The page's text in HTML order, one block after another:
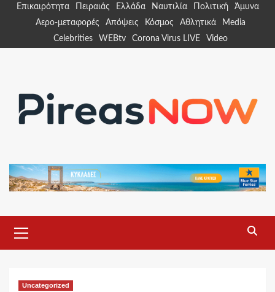
Επικαιρότητα Πειραιάς Ελλάδα Ναυτιλία Πολιτική
Άμυνα
Αερο-μεταφορές
Απόψεις Κόσμος Αθλητικά
Media
Celebrities
WEBtv Corona Virus LIVE Video
Menu
Uncategorized